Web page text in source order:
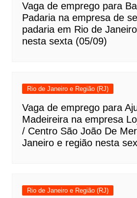
Vaga de emprego para
Padaria na empresa de
padaria em Rio de
nesta sexta (05/09)
Rio de Janeiro e Região (RJ)
Vaga de emprego para
Madeireira na empresa
/ Centro São João De
Janeiro e região nesta
Rio de Janeiro e Região (RJ)